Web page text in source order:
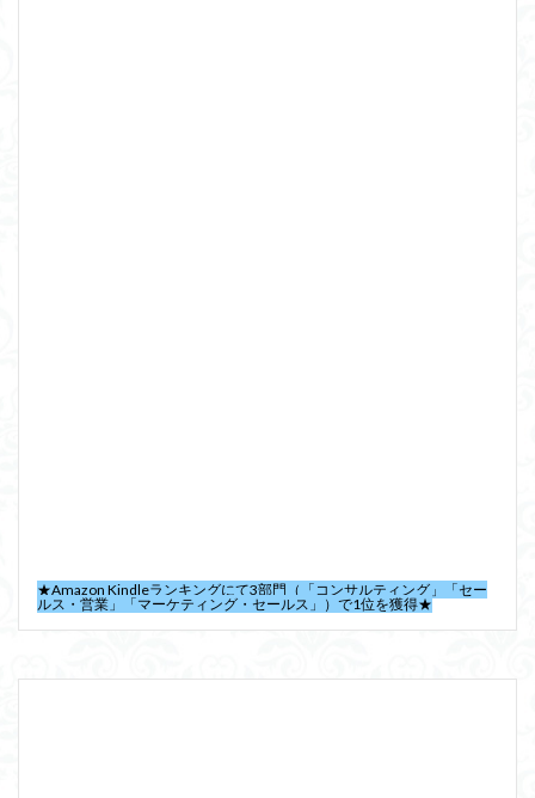
★Amazon Kindleランキングにて3部門（「コンサルティング」「セー
ルス・営業」「マーケティング・セールス」）で1位を獲得★